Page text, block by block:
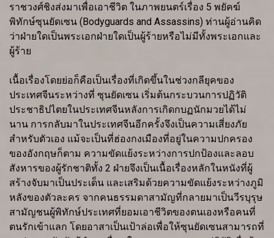
ราชวงศ์ชิงส่งมาเพื่อเอาชีวิต ในภาพยนตร์เรื่อง 5 พยัคฆ์
พิทักษ์ซุนยัดเซน (Bodyguards and Assassins) ท่านผู้อ่านคิด
ว่าฝ่ายใดเป็นพระเอกฝ่ายใดเป็นผู้ร้ายหรือไม่มีทั้งพระเอกและ
ผู้ร้าย
เนื้อเรื่องโดยย่อก็คือเป็นเรื่องที่เกิดขึ้นในช่วงกลียุคของ
ประเทศจีนระหว่างที่ ซุนยัดเซน เริ่มต้นกระบวนการปฏิวัติ
ประชาธิปไตยในประเทศจีนหลังการเกิดกบฏนักมวยได้ไม่
นาน การกลับมาในประเทศจีนอีกครั้งจึงเป็นความเสี่ยงภัย
สำหรับตัวเอง แม้จะเป็นที่ฮ่องกงเมืองที่อยู่ในความปกครอง
ของอังกฤษก็ตาม ความขัดแย้งระหว่างการปกป้องและลอบ
สังหารของผู้รักชาติทั้ง 2 ฝ่ายจึงเป็นเนื้อเรื่องหลักในหนังที่ผู้
สร้างจับมาเป็นประเด็น และเสริมด้วยความขัดแย้งระหว่างภูมิ
หลังของตัวละคร จากคนธรรมดาสามัญที่กลายมาเป็นวีรบุรุษ
สามัญชนผู้พิทักษ์ประเทศที่ยอมเอาชีวิตของตนเองหรือคนที่
ตนรักเข้าแลก โดยอาสาเป็นเป้าล่อเพื่อให้ซุนยัดเซนสามารถที่